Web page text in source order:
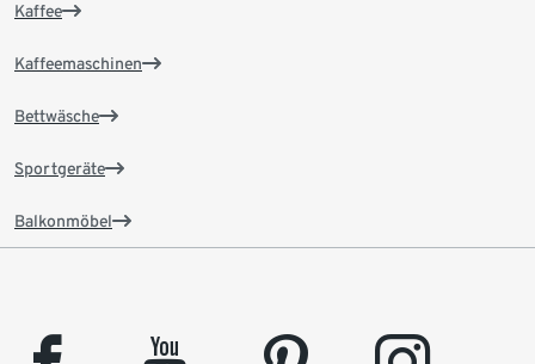
Kaffee
Kaffeemaschinen
Bettwäsche
Sportgeräte
Balkonmöbel